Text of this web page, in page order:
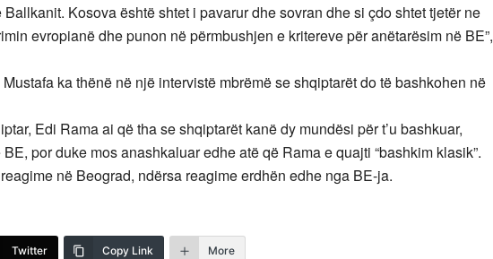
Kosova është shtet i pavarur dhe sovran dhe si çdo shtet tjetër ne
evropianë dhe punon në përmbushjen e kritereve për anëtarësim në BE”,
ka thënë në një intervistë mbrëmë se shqiptarët do të bashkohen në
Edi Rama ai që tha se shqiptarët kanë dy mundësi për t’u bashkuar,
por duke mos anashkaluar edhe atë që Rama e quajti “bashkim klasik”.
në Beograd, ndërsa reagime erdhën edhe nga BE-ja.
Twitter Copy Link More